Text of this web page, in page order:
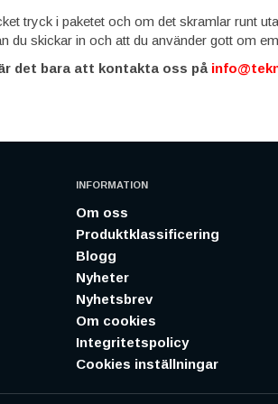
tryck i paketet och om det skramlar runt
du skickar in och att du använder gott om
det bara att kontakta oss på
INFORMATION
Om oss
Produktklassificering
Blogg
Nyheter
Nyhetsbrev
Om cookies
Integritetspolicy
Cookies inställningar